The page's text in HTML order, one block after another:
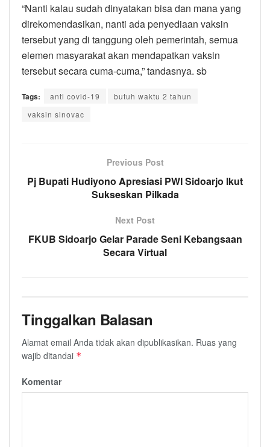
“Nanti kalau sudah dinyatakan bisa dan mana yang
direkomendasikan, nanti ada penyediaan vaksin
tersebut yang di tanggung oleh pemerintah, semua
elemen masyarakat akan mendapatkan vaksin
tersebut secara cuma-cuma,” tandasnya. sb
Tags: anti covid-19
butuh waktu 2 tahun
vaksin sinovac
Previous Post
Pj Bupati Hudiyono Apresiasi PWI Sidoarjo Ikut
Sukseskan Pilkada
Next Post
FKUB Sidoarjo Gelar Parade Seni Kebangsaan
Secara Virtual
Tinggalkan Balasan
Alamat email Anda tidak akan dipublikasikan. Ruas yang
wajib ditandai *
Komentar